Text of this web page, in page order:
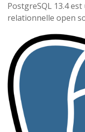
PostgreSQL 13.4
relationnelle open